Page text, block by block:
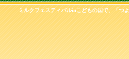
ミルクフェスティバルinこどもの国で、「つ